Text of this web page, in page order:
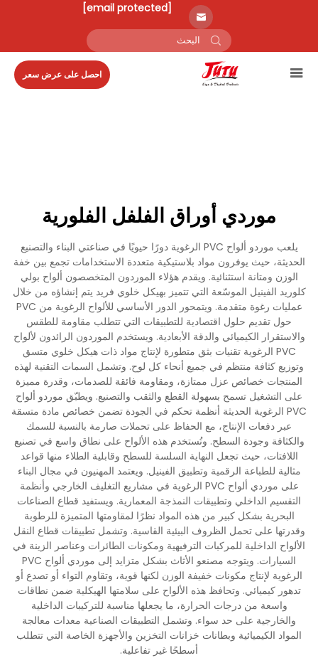
[email protected]
احصل على عرض سعر
موردي أوراق الفلفل الفلورية
يلعب موردو ألواح PVC الرغوية دورًا حيويًا في صناعتي البناء والتصنيع
الحديثة، حيث يوفرون مواد بلاستيكية متعددة الاستخدامات تجمع بين خفة
الوزن ومتانة استثنائية. ويقدم هؤلاء الموردون المتخصصون ألواح بولي
كلوريد الفينيل الموسّعة التي تتميز بهيكل خلوي فريد يتم إنشاؤه من خلال
عمليات رغوة متقدمة. ويتمحور الدور الأساسي للألواح الرغوية من PVC
حول تقديم حلول اقتصادية للتطبيقات التي تتطلب مقاومة للطقس
والاستقرار الكيميائي والدقة الأبعادية. ويستخدم الموردون الرائدون لألواح
PVC الرغوية تقنيات بثق متطورة لإنتاج مواد ذات هيكل خلوي متسق
وتوزيع كثافة منتظم في جميع أنحاء كل لوح. وتشمل السمات التقنية لهذه
المنتجات خصائص عزل ممتازة، ومقاومة فائقة للصدمات، وقدرة مميزة
على التشغيل تسمح بسهولة القطع والثقب والتصنيع. ويطبّق موردو ألواح
PVC الرغوية الحديثة أنظمة تحكم في الجودة تضمن خصائص مادة متسقة
عبر دفعات الإنتاج، مع الحفاظ على تحملات صارمة بالنسبة للسمك
والكثافة وجودة السطح. وتُستخدم هذه الألواح على نطاق واسع في تصنيع
اللافتات، حيث تجعل النهاية السلسة للسطح وقابلية الطلاء منها قواعد
مثالية للطباعة الرقمية وتطبيق الفينيل. ويعتمد المهنيون في مجال البناء
على موردي ألواح PVC الرغوية في مشاريع التغليف الخارجي وأنظمة
التقسيم الداخلي وتطبيقات النمذجة المعمارية. ويستفيد قطاع الصناعات
البحرية بشكل كبير من هذه المواد نظرًا لمقاومتها المتميزة للرطوبة
وقدرتها على تحمل الظروف البيئية القاسية. وتشمل تطبيقات قطاع النقل
الألواح الداخلية للمركبات الترفيهية ومكونات الطائرات وعناصر الزينة في
السيارات. ويتوجه مصنعو الأثاث بشكل متزايد إلى موردي ألواح PVC
الرغوية لإنتاج مكونات خفيفة الوزن لكنها قوية، وتقاوم التواء أو تصدع أو
تدهور كيميائي. وتحافظ هذه الألواح على سلامتها الهيكلية ضمن نطاقات
واسعة من درجات الحرارة، ما يجعلها مناسبة للتركيبات الداخلية
والخارجية على حد سواء. وتشمل التطبيقات الصناعية معدات معالجة
المواد الكيميائية وبطانات خزانات التخزين والأجهزة الخاصة التي تتطلب
أسطحًا غير تفاعلية.